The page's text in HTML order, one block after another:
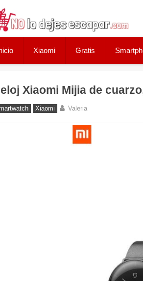
Xiaomi Gratis
Xiaomi Mijia de
Xiaomi Valeria